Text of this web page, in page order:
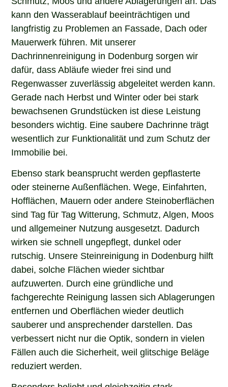
kann den Wasserablauf beeinträchtigen und
langfristig zu Problemen an Fassade, Dach oder
Mauerwerk führen. Mit unserer
Dachrinnenreinigung in Dodenburg sorgen wir
dafür, dass Abläufe wieder frei sind und
Regenwasser zuverlässig abgeleitet werden kann.
Gerade nach Herbst und Winter oder bei stark
bewachsenen Grundstücken ist diese Leistung
besonders wichtig. Eine saubere Dachrinne trägt
wesentlich zur Funktionalität und zum Schutz der
Immobilie bei.
Ebenso stark beansprucht werden gepflasterte
oder steinerne Außenflächen. Wege, Einfahrten,
Hofflächen, Mauern oder andere Steinoberflächen
sind Tag für Tag Witterung, Schmutz, Algen, Moos
und allgemeiner Nutzung ausgesetzt. Dadurch
wirken sie schnell ungepflegt, dunkel oder
rutschig. Unsere Steinreinigung in Dodenburg hilft
dabei, solche Flächen wieder sichtbar
aufzuwerten. Durch eine gründliche und
fachgerechte Reinigung lassen sich Ablagerungen
entfernen und Oberflächen wieder deutlich
sauberer und ansprechender darstellen. Das
verbessert nicht nur die Optik, sondern in vielen
Fällen auch die Sicherheit, weil glitschige Beläge
reduziert werden.